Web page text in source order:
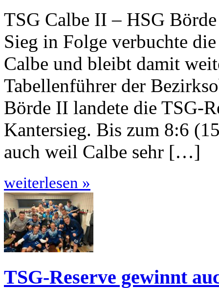
TSG Calbe II – HSG
Sieg in Folge verbuchte
Calbe und bleibt damit
Tabellenführer der
Börde II landete die TSG-
Kantersieg. Bis zum 8:6
auch weil Calbe sehr […]
weiterlesen »
TSG-Reserve gewinnt